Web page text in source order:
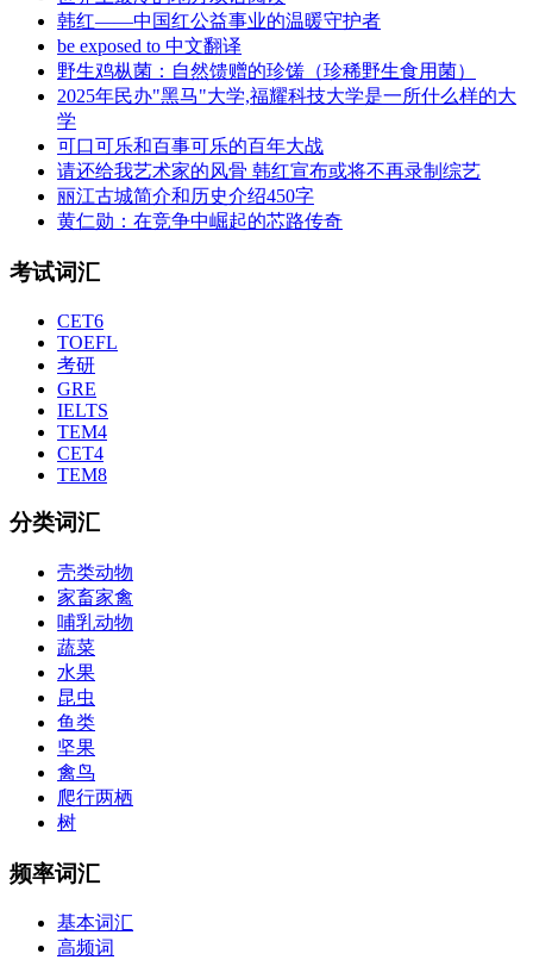
韩红——中国红公益事业的温暖守护者
be exposed to 中文翻译
野生鸡枞菌：自然馈赠的珍馐（珍稀野生食用菌）
2025年民办"黑马"大学,福耀科技大学是一所什么样的大
学
可口可乐和百事可乐的百年大战
请还给我艺术家的风骨 韩红宣布或将不再录制综艺
丽江古城简介和历史介绍450字
黄仁勋：在竞争中崛起的芯路传奇
考试词汇
CET6
TOEFL
考研
GRE
IELTS
TEM4
CET4
TEM8
分类词汇
壳类动物
家畜家禽
哺乳动物
蔬菜
水果
昆虫
鱼类
坚果
禽鸟
爬行两栖
树
频率词汇
基本词汇
高频词